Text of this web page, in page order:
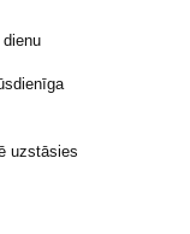
uzstāsies